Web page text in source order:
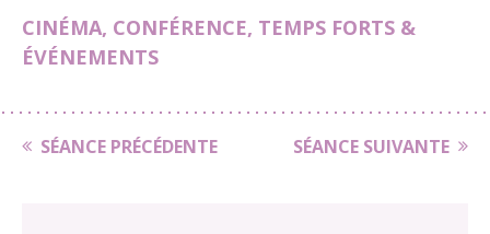
CINÉMA, CONFÉRENCE, TEMPS FORTS &
ÉVÉNEMENTS
SÉANCE PRÉCÉDENTE SÉANCE SUIVANTE